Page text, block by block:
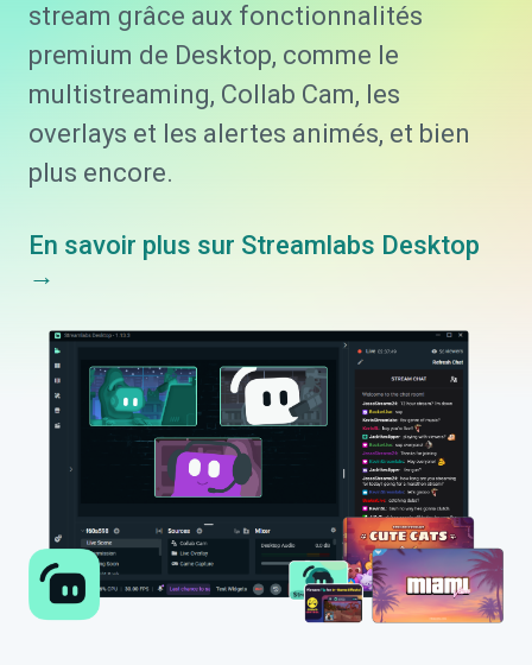
stream grâce aux fonctionnalités
premium de Desktop, comme le
multistreaming, Collab Cam, les
overlays et les alertes animés, et bien
plus encore.
En savoir plus sur Streamlabs Desktop
→